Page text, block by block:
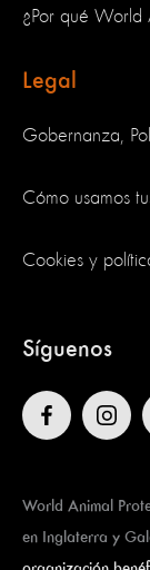
¿Por qué World
Legal
Gobernanza,
Cómo usamos
Cookies y
Síguenos
World Animal
en Inglaterra y